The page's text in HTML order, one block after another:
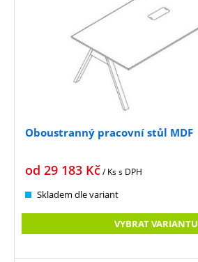
Oboustranný pracovní stůl MDF
od 29 183 Kč/ Kss DPH
Skladem dle variant
VYBRAT VARIANTU